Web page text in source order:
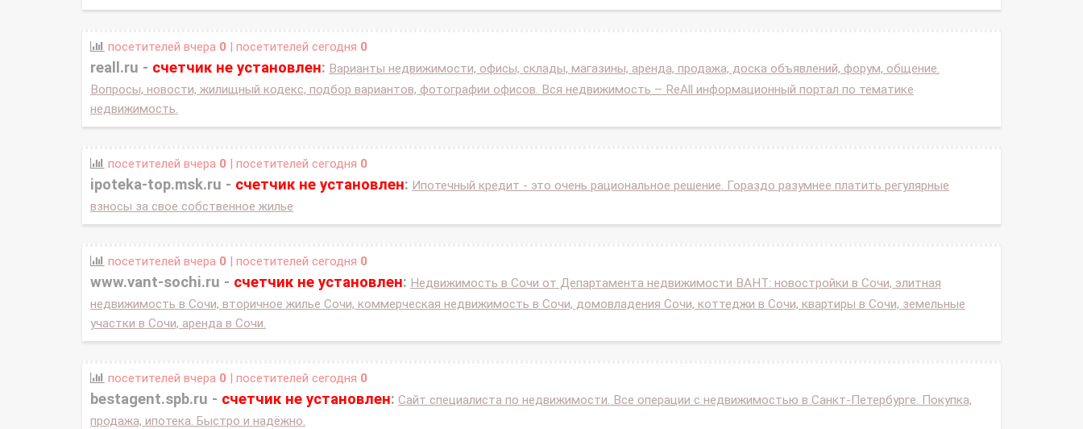
посетителей вчера 0 | посетителей сегодня 0
reall.ru - счетчик не установлен: Варианты недвижимости, офисы, склады, магазины, аренда, продажа, доска объявлений, форум, общение.
Вопросы, новости, жилищный кодекс, подбор вариантов, фотографии офисов. Вся недвижимость – ReAll информационный портал по тематике
недвижимость.
посетителей вчера 0 | посетителей сегодня 0
ipoteka-top.msk.ru - счетчик не установлен: Ипотечный кредит - это очень рациональное решение. Гораздо разумнее платить регулярные
взносы за свое собственное жилье
посетителей вчера 0 | посетителей сегодня 0
www.vant-sochi.ru - счетчик не установлен: Недвижимость в Сочи от Департамента недвижимости ВАНТ: новостройки в Сочи, элитная
недвижимость в Сочи, вторичное жилье Сочи, коммерческая недвижимость в Сочи, домовладения Сочи, коттеджи в Сочи, квартиры в Сочи, земельные
участки в Сочи, аренда в Сочи.
посетителей вчера 0 | посетителей сегодня 0
bestagent.spb.ru - счетчик не установлен: Сайт специалиста по недвижимости. Все операции с недвижимостью в Санкт-Петербурге. Покупка,
продажа, ипотека. Быстро и надёжно.